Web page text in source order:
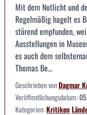
Mit dem Notlicht und
Regelmäßig hagelt es
störend empfunden,
Ausstellungen in
es auch dem
Thomas Be...
Geschrieben vonDagmar
Veröffentlichungsdatum:
Kategorien:Kritiken